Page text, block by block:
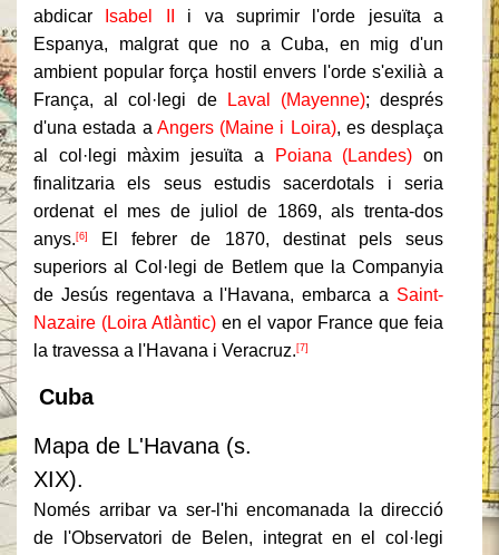
abdicar Isabel II
i va suprimir l'orde jesuïta a
Espanya, malgrat que no a Cuba, en mig d'un
ambient popular força hostil envers l'orde s'exilià a
França, al col·legi de
Laval (Mayenne); després
d'una estada a Angers (Maine i Loira), es desplaça
al col·legi màxim jesuïta a
Poiana (Landes) on
finalitzaria els seus estudis sacerdotals i seria
ordenat el mes de juliol de 1869, als trenta-dos
anys. [6]
El febrer de 1870, destinat pels seus
superiors al Col·legi de Betlem que la Companyia
de Jesús regentava a l'Havana, embarca a Saint-
Nazaire (Loira Atlàntic) en el vapor France que feia
la travessa a l'Havana i Veracruz. [7]
Cuba
Mapa de L'Havana (s.
XIX).
Només arribar va ser-l'hi encomanada la direcció
de l'Observatori de Belen, integrat en el col·legi